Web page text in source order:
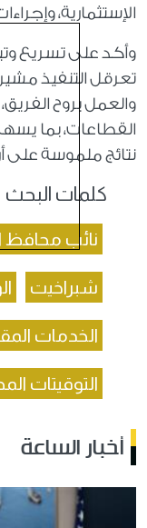
الإستثمارية،
وأكد على تسريع
تعرقل التنفيذ
والعمل بروح
القطاعات، بما
نتائج ملموسة على
كلمات البحث
نائب محافظ
شبراخيت
الخدمات
التوقيتات
أخبار الساعة